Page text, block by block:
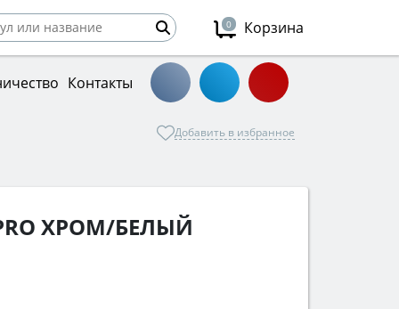
0 Корзина
Контакты
Добавить в избранное
PRO XРОМ/БЕЛЫЙ